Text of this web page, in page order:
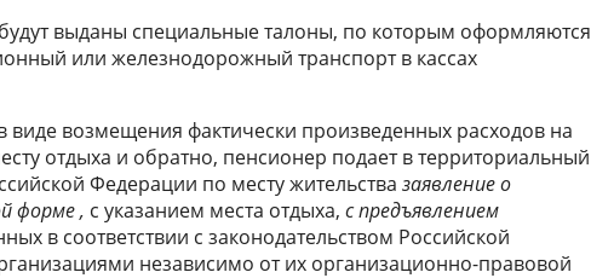
выданы специальные талоны, по которым оформляются
или железнодорожный транспорт в кассах
возмещения фактически произведенных расходов на
отдыха и обратно, пенсионер подает в территориальный
Федерации по месту жительства заявление о
форме , с указанием места отдыха, с предъявлением
в соответствии с законодательством Российской
независимо от их организационно-правовой